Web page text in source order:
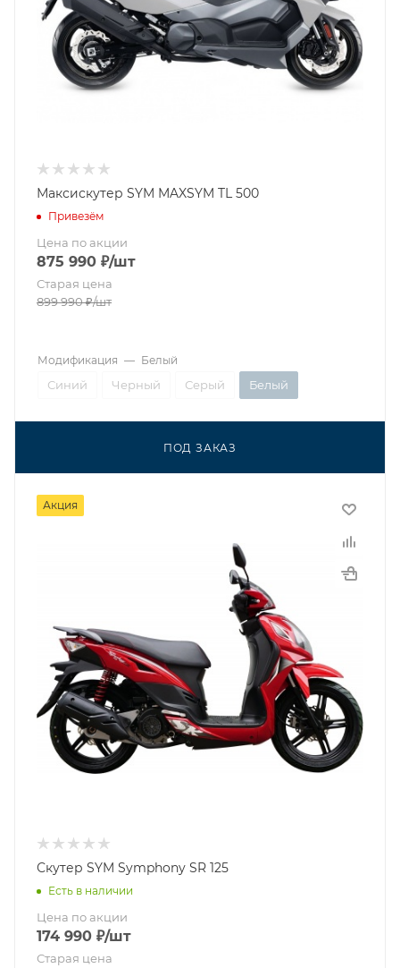
Максискутер SYM MAXSYM TL 500
Привезём
Цена по акции
875 990 ₽/шт
Старая цена
899 990₽/шт
ПОД ЗАКАЗ
Модификация — Белый
Синий Черный Серый Белый
Акция
Скутер SYM Symphony SR 125
Есть в наличии
Цена по акции
174 990 ₽/шт
Старая цена